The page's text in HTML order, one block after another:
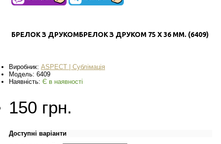
БРЕЛОК З ДРУКОМБРЕЛОК З ДРУКОМ 75 Х 36 ММ. (6409)
Виробник: ASPECT | Сублімація
Модель: 6409
Наявність: Є в наявності
150 грн.
Доступні варіанти